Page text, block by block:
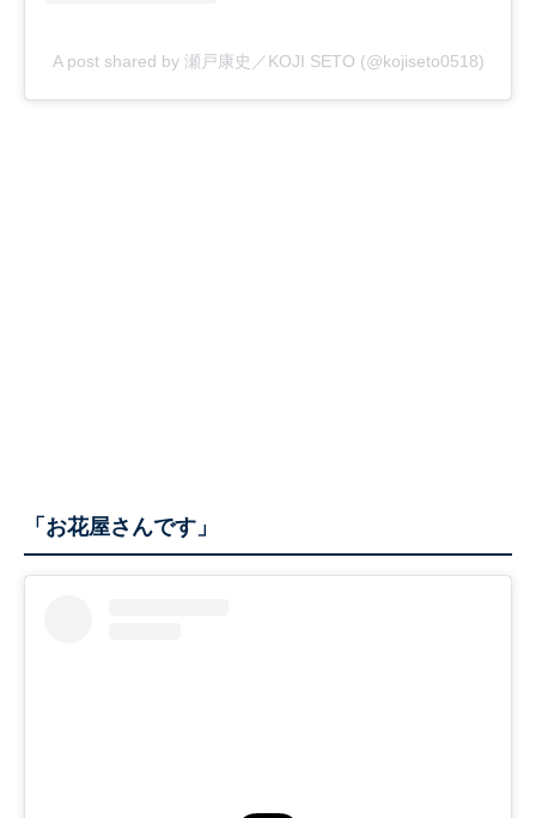
A post shared by 瀬戸康史／KOJI SETO (@kojiseto0518)
「お花屋さんです」